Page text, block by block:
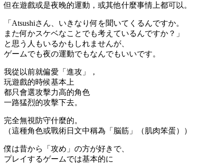
但在遊戲或是夜晚的運動，或其他什麼事情上都可以。
「Atsushiさん、いきなり何を聞いてくるんですか。
また何かスケベなことでも考えているんですか？」
と思う人もいるかもしれませんが、
ゲームでも夜の運動でもなんでもいいです。
我從以前就偏愛「進攻」，
玩遊戲的時候基本上
都只會選攻擊力高的角色
一路猛烈的攻擊下去。
完全無視防守什麼的。
（這種角色或戰術日文中稱為「 脳筋 」（肌肉笨蛋））
僕は昔から「攻め」の方が好きで、
プレイするゲームでは基本的に